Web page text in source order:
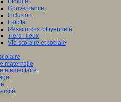
Ethique
Gouvernance
Inclusion
Laïcité
Ressources citoyenneté
Tiers - lieux
Vie scolaire et sociale
maternelle
élémentaire